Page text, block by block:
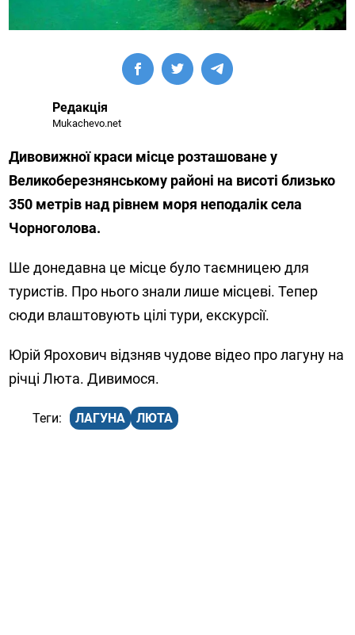
Редакція
Mukachevo.net
Дивовижної краси місце розташоване у
Великоберезнянському районі на висоті близько
350 метрів над рівнем моря неподалік села
Чорноголова.
Ше донедавна це місце було таємницею для
туристів. Про нього знали лише місцеві. Тепер
сюди влаштовують цілі тури, екскурсії.
Юрій Ярохович відзняв чудове відео про лагуну на
річці Люта. Дивимося.
ЛАГУНА ЛЮТА